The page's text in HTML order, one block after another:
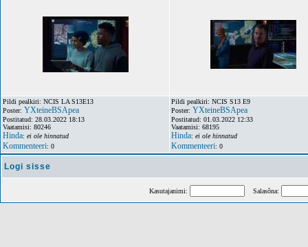
Pildi pealkiri: NCIS LA S13E13
Poster: YXteineBSApea
Postitatud: 28.03.2022 18:13
Vaatamisi: 80246
Hinda: ei ole hinnatud
Kommenteeri: 0
Pildi pealkiri: NCIS S13 E9
Poster: YXteineBSApea
Postitatud: 01.03.2022 12:33
Vaatamisi: 68195
Hinda: ei ole hinnatud
Kommenteeri: 0
Logi sisse
Kasutajanimi: Salasõna: